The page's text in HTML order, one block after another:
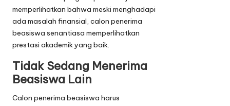
memperlihatkan bahwa meski menghadapi
ada masalah finansial, calon penerima
beasiswa senantiasa memperlihatkan
prestasi akademik yang baik.
Tidak Sedang Menerima
Beasiswa Lain
Calon penerima beasiswa harus